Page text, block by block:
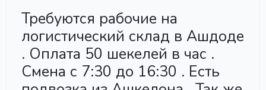
Требуются рабочие на
логистический склад в Ашдоде
. Оплата 50 шекелей в час .
Смена с 7:30 до 16:30 . Есть